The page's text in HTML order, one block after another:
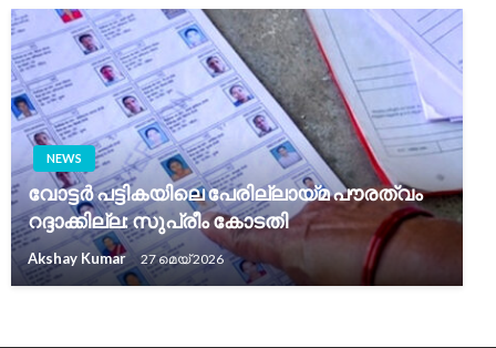
NEWS
വോട്ടർ പട്ടികയിലെ പേരില്ലായ്മ പൗരത്വം
റദ്ദാക്കില്ല: സുപ്രീം കോടതി
Akshay Kumar 27 മെയ്‌ 2026